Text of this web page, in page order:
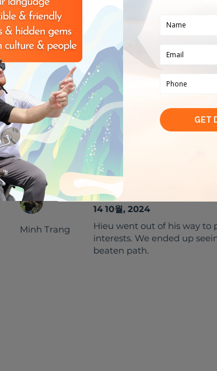
나에 대한 4개의 키워드
역사
미술
여가 활동
내 취미
🎸
음악
🌮
미식가들
여행객들의 후기(
Minh Trang
14 10월, 2024
Hieu went out of his way to
interests. We ended up
beaten path.